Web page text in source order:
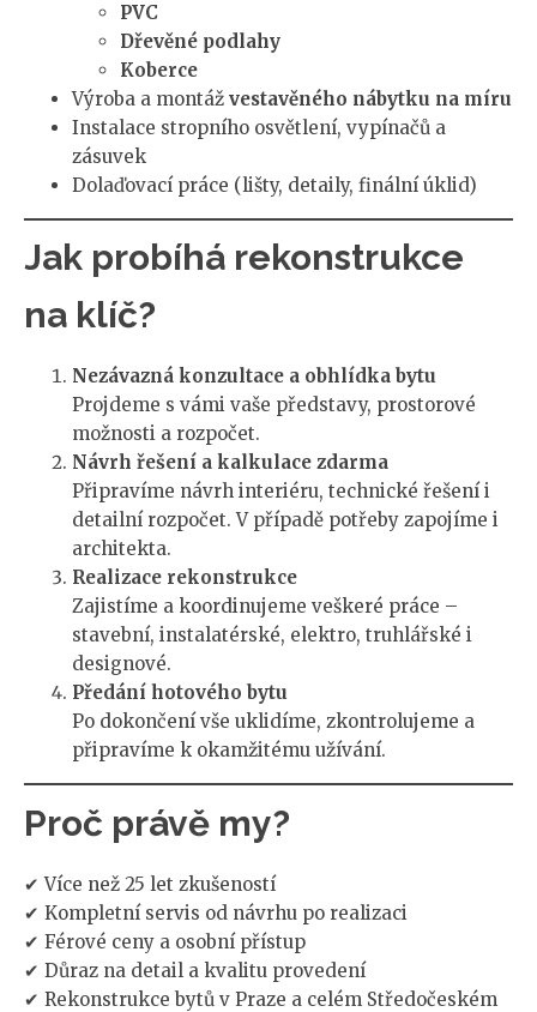
PVC
Dřevěné podlahy
Koberce
Výroba a montáž vestavěného nábytku na míru
Instalace stropního osvětlení, vypínačů a
zásuvek
Dolaďovací práce (lišty, detaily, finální úklid)
Jak probíhá rekonstrukce
na klíč?
Nezávazná konzultace a obhlídka bytu
Projdeme s vámi vaše představy, prostorové
možnosti a rozpočet.
Návrh řešení a kalkulace zdarma
Připravíme návrh interiéru, technické řešení i
detailní rozpočet. V případě potřeby zapojíme i
architekta.
Realizace rekonstrukce
Zajistíme a koordinujeme veškeré práce –
stavební, instalatérské, elektro, truhlářské i
designové.
Předání hotového bytu
Po dokončení vše uklidíme, zkontrolujeme a
připravíme k okamžitému užívání.
Proč právě my?
✔ Více než 25 let zkušeností
✔ Kompletní servis od návrhu po realizaci
✔ Férové ceny a osobní přístup
✔ Důraz na detail a kvalitu provedení
✔ Rekonstrukce bytů v Praze a celém Středočeském